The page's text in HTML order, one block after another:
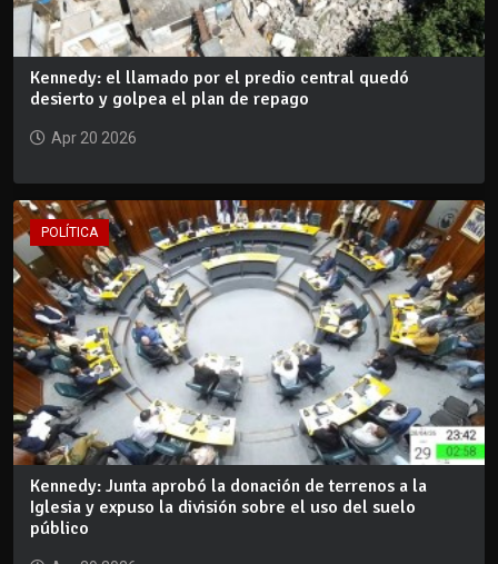
Kennedy: el llamado por el predio central quedó
desierto y golpea el plan de repago
Apr 20 2026
POLÍTICA
Kennedy: Junta aprobó la donación de terrenos a la
Iglesia y expuso la división sobre el uso del suelo
público